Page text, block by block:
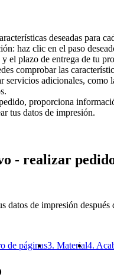
deseadas para
haz clic en el paso
el plazo de entrega de tu
comprobar las
servicios adicionales, como
proporciona
tus datos de impresión.
- realizar
datos de impresión después
de páginas3. Material4.